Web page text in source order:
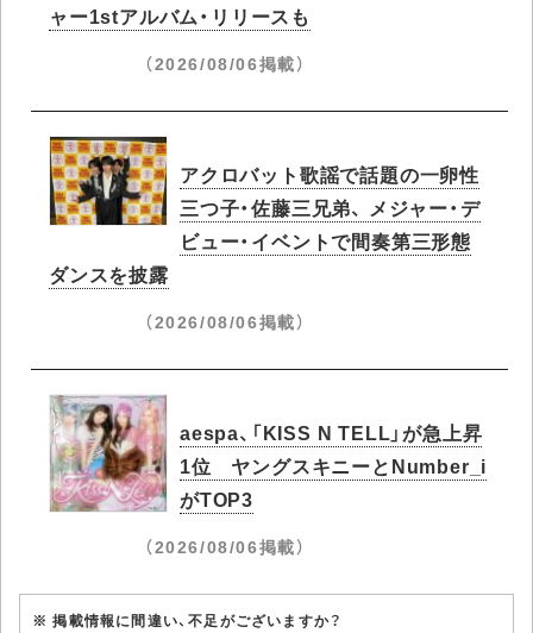
ャー1stアルバム・リリースも
（2026/08/06掲載）
アクロバット歌謡で話題の一卵性
三つ子・佐藤三兄弟、 メジャー・デ
ビュー・イベントで間奏第三形態
ダンスを披露
（2026/08/06掲載）
aespa、「KISS N TELL」が急上昇
1位 ヤングスキニーとNumber_i
がTOP3
（2026/08/06掲載）
※ 掲載情報に間違い、不足がございますか？